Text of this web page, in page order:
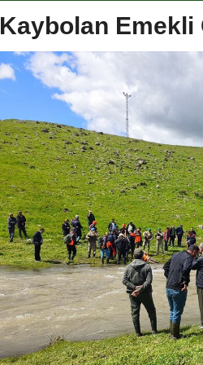
Kaybolan Emekli
Akçakoca, Geleneksel
Şampiyonası’na ev